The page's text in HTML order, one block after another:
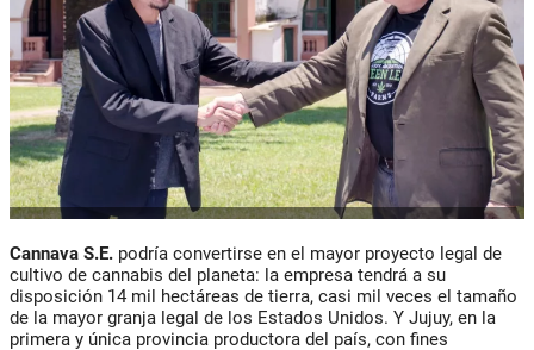
Cannava S.E. podría convertirse en el mayor proyecto legal de
cultivo de cannabis del planeta: la empresa tendrá a su
disposición 14 mil hectáreas de tierra, casi mil veces el tamaño
de la mayor granja legal de los Estados Unidos. Y Jujuy, en la
primera y única provincia productora del país, con fines